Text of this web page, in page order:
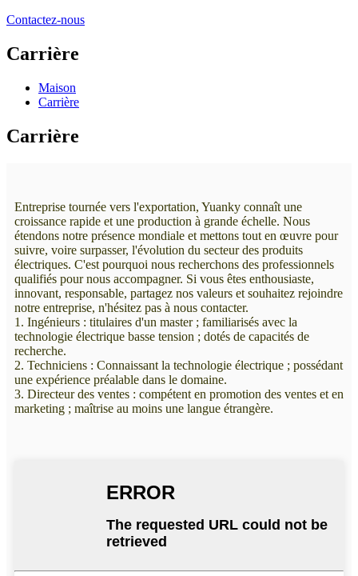
Contactez-nous
Carrière
Maison
Carrière
Carrière
Entreprise tournée vers l'exportation, Yuanky connaît une
croissance rapide et une production à grande échelle. Nous
étendons notre présence mondiale et mettons tout en œuvre pour
suivre, voire surpasser, l'évolution du secteur des produits
électriques. C'est pourquoi nous recherchons des professionnels
qualifiés pour nous accompagner. Si vous êtes enthousiaste,
innovant, responsable, partagez nos valeurs et souhaitez rejoindre
notre entreprise, n'hésitez pas à nous contacter.
1. Ingénieurs : titulaires d'un master ; familiarisés avec la
technologie électrique basse tension ; dotés de capacités de
recherche.
2. Techniciens : Connaissant la technologie électrique ; possédant
une expérience préalable dans le domaine.
3. Directeur des ventes : compétent en promotion des ventes et en
marketing ; maîtrise au moins une langue étrangère.